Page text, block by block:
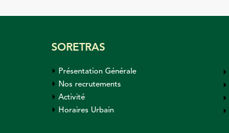
SORETRAS
Présentation Générale
Nos recrutements
Activité
Horaires Urbain